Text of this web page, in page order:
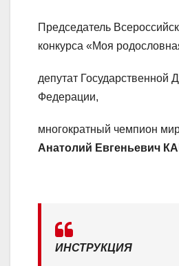
Председатель
конкурса «Моя
депутат Государственной
Федерации,
многократный чемпион
Анатолий Евгеньевич
ИНСТРУКЦИЯ